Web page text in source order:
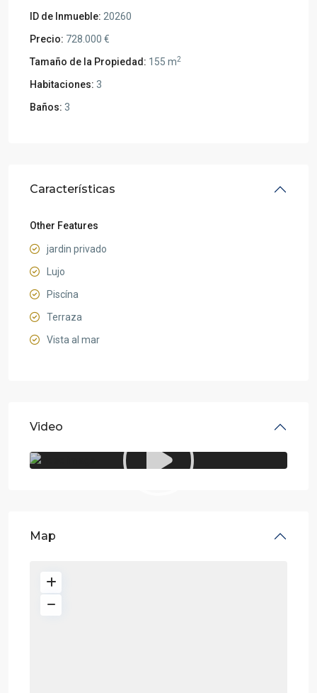
ID de Inmueble: 20260
Precio: 728.000 €
Tamaño de la Propiedad: 155 m2
Habitaciones: 3
Baños: 3
Características
Other Features
jardin privado
Lujo
Piscína
Terraza
Vista al mar
Video
Map